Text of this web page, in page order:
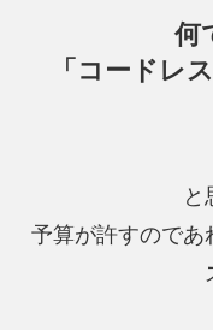
何
「コードレ
と
予算が許すのであ